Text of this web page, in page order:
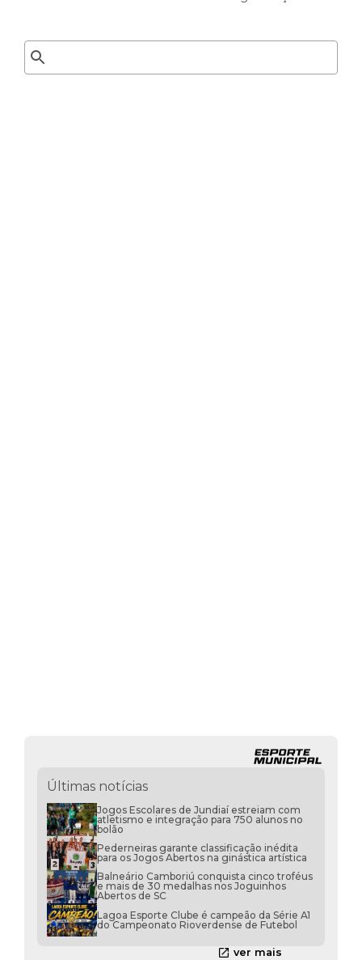
Últimas notícias
Jogos Escolares de Jundiaí estreiam com
atletismo e integração para 750 alunos no
bolão
Pederneiras garante classificação inédita
para os Jogos Abertos na ginástica artística
Balneário Camboriú conquista cinco troféus
e mais de 30 medalhas nos Joguinhos
Abertos de SC
Lagoa Esporte Clube é campeão da Série A1
do Campeonato Rioverdense de Futebol
ver mais